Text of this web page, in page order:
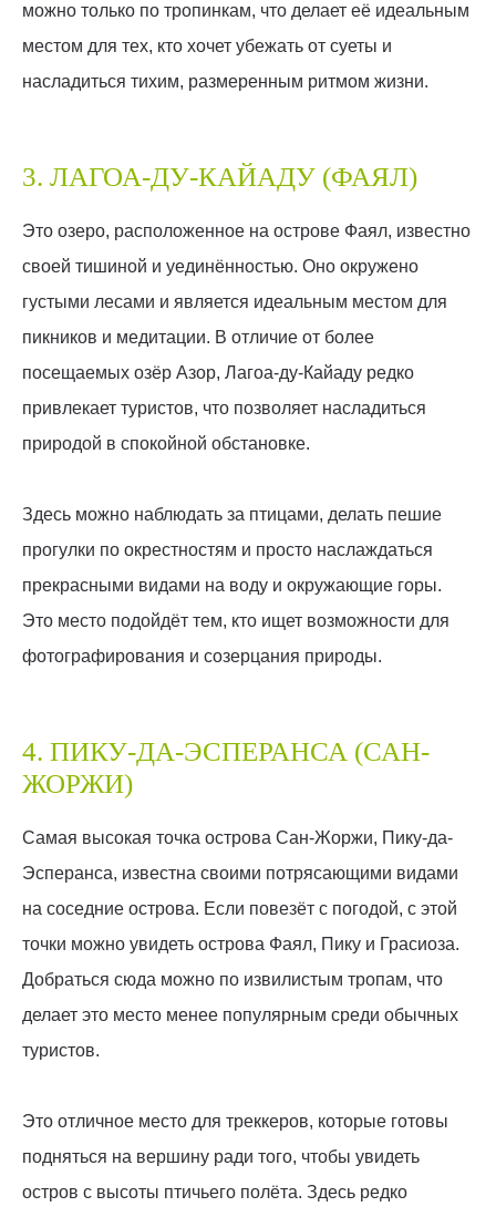
можно только по тропинкам, что делает её идеальным
местом для тех, кто хочет убежать от суеты и
насладиться тихим, размеренным ритмом жизни.
3. ЛАГОА-ДУ-КАЙАДУ (ФАЯЛ)
Это озеро, расположенное на острове Фаял, известно
своей тишиной и уединённостью. Оно окружено
густыми лесами и является идеальным местом для
пикников и медитации. В отличие от более
посещаемых озёр Азор, Лагоа-ду-Кайаду редко
привлекает туристов, что позволяет насладиться
природой в спокойной обстановке.
Здесь можно наблюдать за птицами, делать пешие
прогулки по окрестностям и просто наслаждаться
прекрасными видами на воду и окружающие горы.
Это место подойдёт тем, кто ищет возможности для
фотографирования и созерцания природы.
4. ПИКУ-ДА-ЭСПЕРАНСА (САН-
ЖОРЖИ)
Самая высокая точка острова Сан-Жоржи, Пику-да-
Эсперанса, известна своими потрясающими видами
на соседние острова. Если повезёт с погодой, с этой
точки можно увидеть острова Фаял, Пику и Грасиоза.
Добраться сюда можно по извилистым тропам, что
делает это место менее популярным среди обычных
туристов.
Это отличное место для треккеров, которые готовы
подняться на вершину ради того, чтобы увидеть
остров с высоты птичьего полёта. Здесь редко